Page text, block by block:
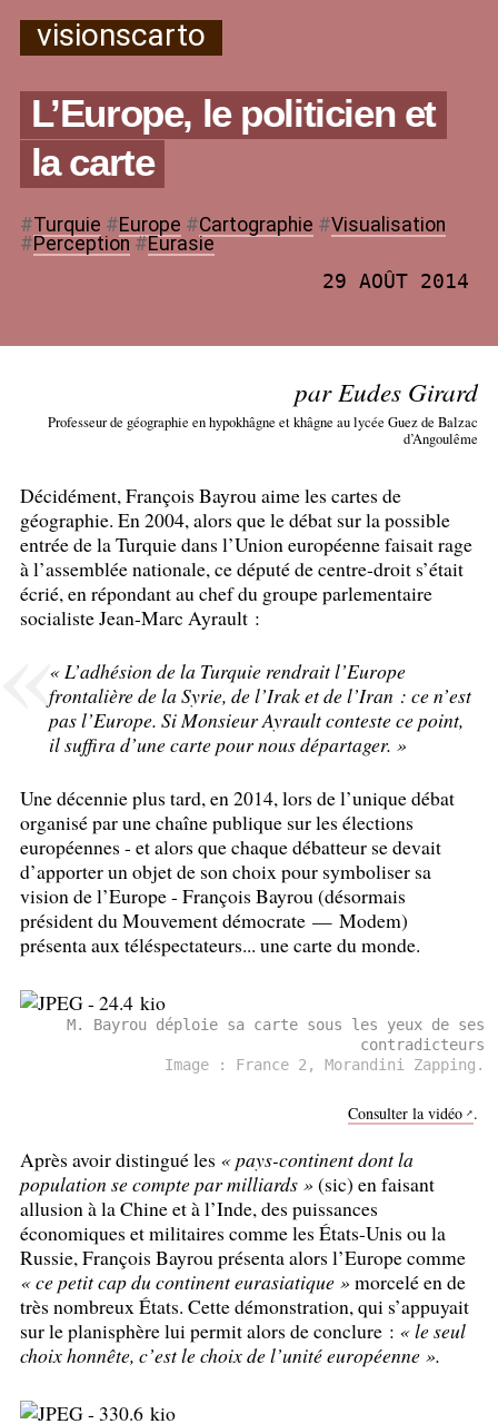
visionscarto
L’Europe, le politicien et
la carte
#Turquie #Europe #Cartographie #Visualisation
#Perception #Eurasie
29 AOÛT 2014
par Eudes Girard
Professeur de géographie en hypokhâgne et khâgne au lycée Guez de Balzac
d’Angoulême
Décidément, François Bayrou aime les cartes de
géographie. En 2004, alors que le débat sur la possible
entrée de la Turquie dans l’Union européenne faisait rage
à l’assemblée nationale, ce député de centre-droit s’était
écrié, en répondant au chef du groupe parlementaire
socialiste Jean-Marc Ayrault :
« L’adhésion de la Turquie rendrait l’Europe
frontalière de la Syrie, de l’Irak et de l’Iran : ce n’est
pas l’Europe. Si Monsieur Ayrault conteste ce point,
il suffira d’une carte pour nous départager. »
Une décennie plus tard, en 2014, lors de l’unique débat
organisé par une chaîne publique sur les élections
européennes - et alors que chaque débatteur se devait
d’apporter un objet de son choix pour symboliser sa
vision de l’Europe - François Bayrou (désormais
président du Mouvement démocrate — Modem)
présenta aux téléspectateurs... une carte du monde.
M. Bayrou déploie sa carte sous les yeux de ses
contradicteurs
Image : France 2, Morandini Zapping.
Consulter la vidéo .
Après avoir distingué les « pays-continent dont la
population se compte par milliards » (sic) en faisant
allusion à la Chine et à l’Inde, des puissances
économiques et militaires comme les États-Unis ou la
Russie, François Bayrou présenta alors l’Europe comme
« ce petit cap du continent eurasiatique » morcelé en de
très nombreux États. Cette démonstration, qui s’appuyait
sur le planisphère lui permit alors de conclure : « le seul
choix honnête, c’est le choix de l’unité européenne ».